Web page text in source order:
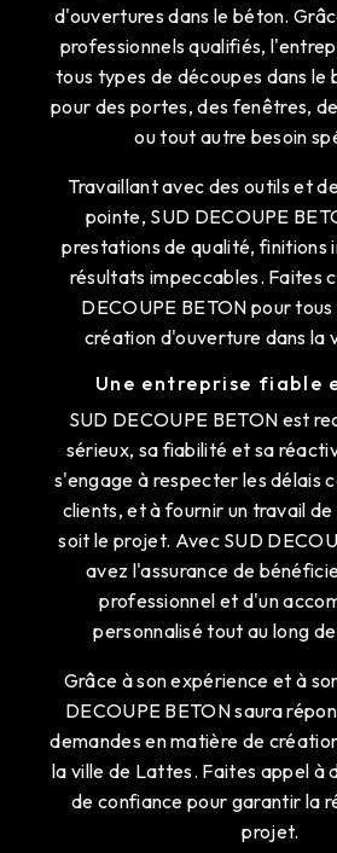
d'ouvertures dans le béton.
professionnels qualifiés,
tous types de découpes dans le
pour des portes, des fenêtres,
ou tout autre besoin
Travaillant avec des outils et
pointe, SUD DECOUPE
prestations de qualité, finitions
résultats impeccables. Faites
DECOUPE BETON pour
création d'ouverture dans la
Une entreprise fiable
SUD DECOUPE BETON est
sérieux, sa fiabilité et sa
s'engage à respecter les délais
clients, et à fournir un travail
soit le projet. Avec SUD
avez l'assurance de
professionnel et d'un
personnalisé tout au long
Grâce à son expérience et à
DECOUPE BETON saura
demandes en matière de
la ville de Lattes. Faites appel à
de confiance pour garantir la
projet.